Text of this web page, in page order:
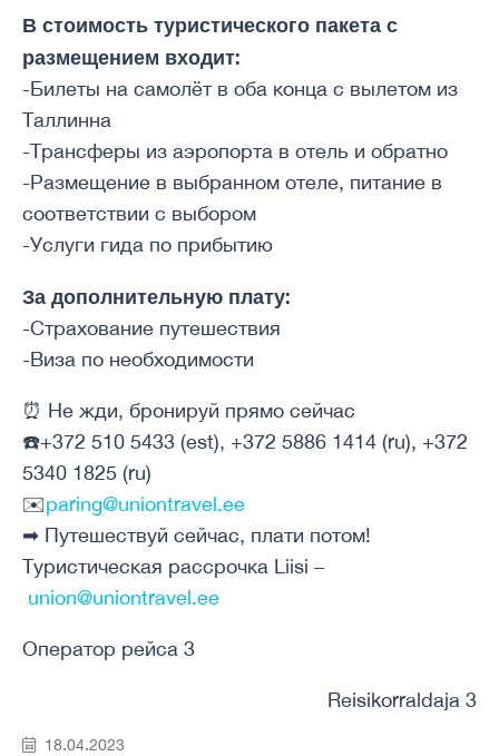
В стоимость туристического пакета с
размещением входит:
-Билеты на самолёт в оба конца с вылетом из
Таллинна
-Трансферы из аэропорта в отель и обратно
-Размещение в выбранном отеле, питание в
соответствии с выбором
-Услуги гида по прибытию
За дополнительную плату:
-Страхование путешествия
-Виза по необходимости
⏰ Не жди, бронируй прямо сейчас
☎️+372 510 5433 (est), +372 5886 1414 (ru), +372
5340 1825 (ru)
✉️paring@uniontravel.ee
➡ Путешествуй сейчас, плати потом!
Туристическая рассрочка Liisi –
union@uniontravel.ee
Оператор рейса 3
Reisikorraldaja 3
18.04.2023